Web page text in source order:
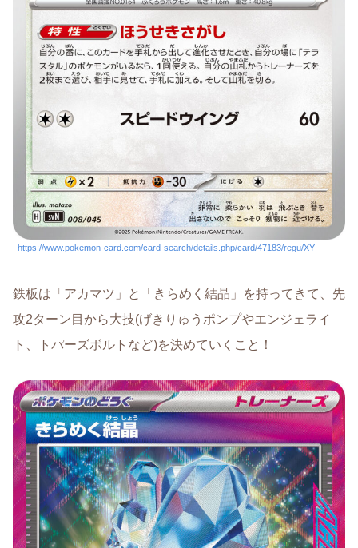
https://www.pokemon-card.com/card-search/details.php/card/47183/regu/XY
鉄板は「アカマツ」と「きらめく結晶」を持ってきて、先
攻2ターン目から大技(げきりゅうポンプやエンジェライ
ト、トパーズボルトなど)を決めていくこと！